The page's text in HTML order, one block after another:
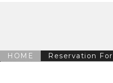
HOME Reservation